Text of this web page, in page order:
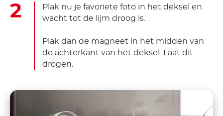
Plak nu je favoriete foto in het deksel en
wacht tot de lijm droog is.
Plak dan de magneet in het midden van
de achterkant van het deksel. Laat dit
drogen.